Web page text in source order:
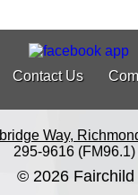
Contact Us
Way,
295-9616 (FM96.1)
© 2026 Fairchild